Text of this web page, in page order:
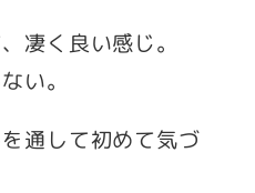
凄く良い感じ。
い。
通して初めて気づ